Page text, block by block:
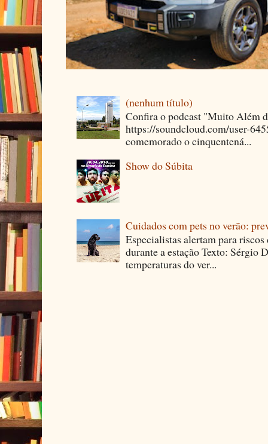
(nenhum título)
Confira o podcast "Muito Além
https://soundcloud.com/user-
comemorado o cinquentená...
Show do Súbita
Cuidados com pets no verão:
Especialistas alertam para
durante a estação Texto: Sérgio
temperaturas do ver...